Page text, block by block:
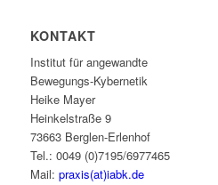
KONTAKT
Institut für angewandte
Bewegungs-Kybernetik
Heike Mayer
Heinkelstraße 9
73663 Berglen-Erlenhof
Tel.: 0049 (0)7195/6977465
Mail: praxis(at)iabk.de